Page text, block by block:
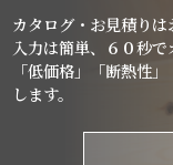
カタログ・お見積りは
入力は簡単、６０秒
「低価格」「断熱性
します。